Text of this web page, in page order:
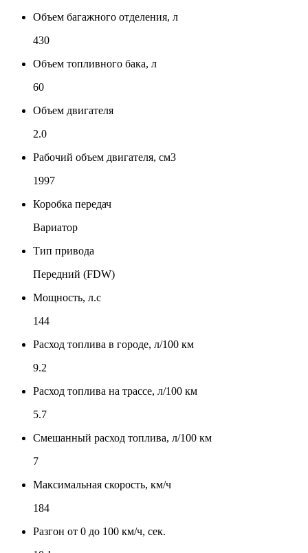
Объем багажного отделения, л
430
Объем топливного бака, л
60
Объем двигателя
2.0
Рабочий объем двигателя, см3
1997
Коробка передач
Вариатор
Тип привода
Передний (FDW)
Мощность, л.с
144
Расход топлива в городе, л/100 км
9.2
Расход топлива на трассе, л/100 км
5.7
Смешанный расход топлива, л/100 км
7
Максимальная скорость, км/ч
184
Разгон от 0 до 100 км/ч, сек.